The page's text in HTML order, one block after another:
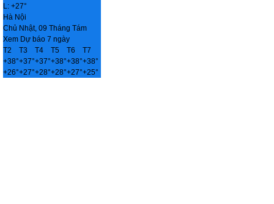
L: +27°
Hà Nội
Chủ Nhật, 09 Tháng Tám
Xem Dự báo 7 ngày
T2
T3 T4 T5 T6
T7
+38°+37°+37°+38°+38°+38°
+26°+27°+28°+28°+27°+25°